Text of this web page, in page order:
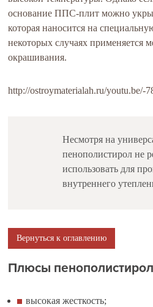
основание ППС-плит можно
которая наносится на
некоторых случаях применяется
окрашивания.
http://ostroymaterialah.ru/youtu.be/-
Несмотря на
пенополистирол не
использовать для
внутреннего
Вернуться к оглавлению
Плюсы
высокая жесткость;